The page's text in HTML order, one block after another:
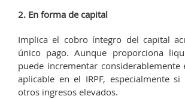
2. En forma de capital
Implica el cobro íntegro del capital
único pago. Aunque proporciona
puede incrementar
aplicable en el IRPF, especialmente
otros ingresos elevados.